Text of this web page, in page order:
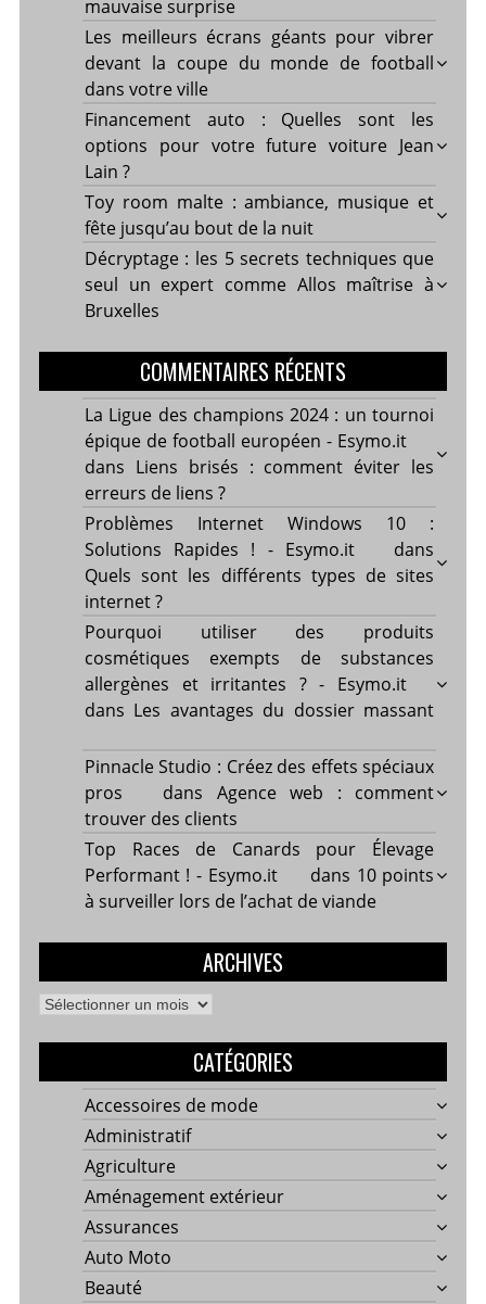
mauvaise surprise
Les meilleurs écrans géants pour vibrer
devant la coupe du monde de football
dans votre ville
Financement auto : Quelles sont les
options pour votre future voiture Jean
Lain ?
Toy room malte : ambiance, musique et
fête jusqu’au bout de la nuit
Décryptage : les 5 secrets techniques que
seul un expert comme Allos maîtrise à
Bruxelles
COMMENTAIRES RÉCENTS
La Ligue des champions 2024 : un tournoi
épique de football européen - Esymo.it
dans Liens brisés : comment éviter les
erreurs de liens ?
Problèmes Internet Windows 10 :
Solutions Rapides ! - Esymo.it
dans
Quels sont les différents types de sites
internet ?
Pourquoi utiliser des produits
cosmétiques exempts de substances
allergènes et irritantes ? - Esymo.it
dans Les avantages du dossier massant
Pinnacle Studio : Créez des effets spéciaux
pros
dans Agence web : comment
trouver des clients
Top Races de Canards pour Élevage
Performant ! - Esymo.it
dans 10 points
à surveiller lors de l’achat de viande
ARCHIVES
Archives
CATÉGORIES
Accessoires de mode
Administratif
Agriculture
Aménagement extérieur
Assurances
Auto Moto
Beauté